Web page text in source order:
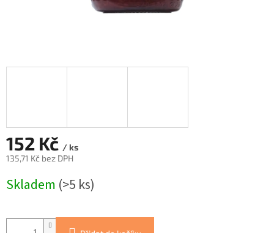
152 Kč / ks
135,71 Kč bez DPH
cena:
Skladem (>5 ks)